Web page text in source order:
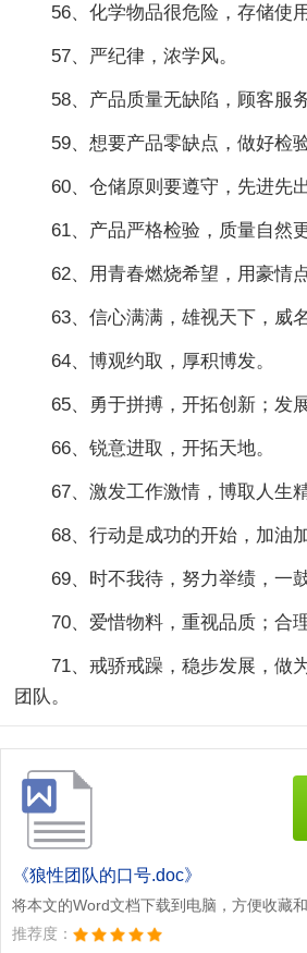
56、化学物品很危险，存储使
57、严纪律，浓学风。
58、产品质量无缺陷，顾客服
59、想要产品零缺点，做好检
60、仓储原则要遵守，先进先
61、产品严格检验，质量自然更
62、用青春燃烧希望，用豪情
63、信心满满，雄视天下，威
64、博观约取，厚积博发。
65、勇于拼搏，开拓创新；发
66、锐意进取，开拓天地。
67、激发工作激情，博取人生精
68、行动是成功的开始，加油
69、时不我待，努力举绩，一
70、爱惜物料，重视品质；合
71、戒骄戒躁，稳步发展，做
团队。
《狼性团队的口号.doc》
将本文的Word文档下载到电脑，方便收藏
推荐度：